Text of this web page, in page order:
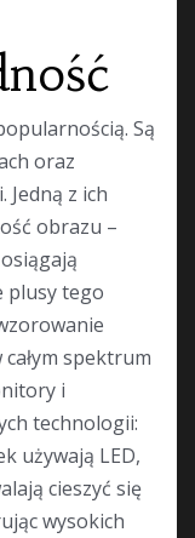
Są
oraz
Jedną z ich
obrazu –
plusy tego
spektrum
i
technologii:
używają LED,
cieszyć się
wysokich